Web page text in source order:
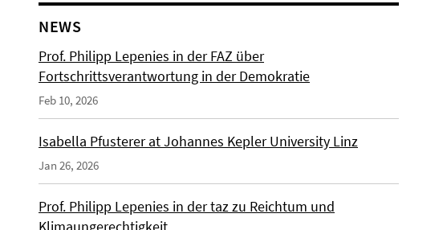
NEWS
Prof. Philipp Lepenies in der FAZ über
Fortschrittsverantwortung in der Demokratie
Feb 10, 2026
Isabella Pfusterer at Johannes Kepler University Linz
Jan 26, 2026
Prof. Philipp Lepenies in der taz zu Reichtum und